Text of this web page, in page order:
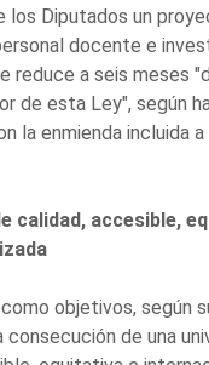
los Diputados un
docente e
reduce a seis meses
de esta Ley", según
la enmienda incluida
calidad, accesible,
objetivos, según
consecución de una